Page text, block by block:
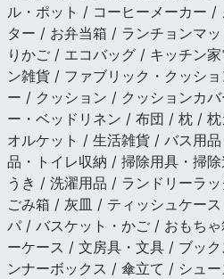
ル・ポット / コーヒーメーカー /
ター / お弁当箱 / ランチョンマ
りかご / エコバッグ / キッチン
ン雑貨 / ファブリック・クッシ
ー / クッション / クッションカ
ー・ベッドリネン / 布団 / 枕 /
オルケット / 生活雑貨 / バス用
品・トイレ収納 / 掃除用具・掃
うき / 洗濯用品 / ランドリーラ
ごみ箱 / 灰皿 / ティッシュケー
パ / バスケット・かご / おもち
ーケース / 文房具・文具 / ブッ
ンナーボックス / 傘立て / シュ